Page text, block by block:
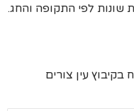
שונות לפי התקופה והחג.
עין צורים